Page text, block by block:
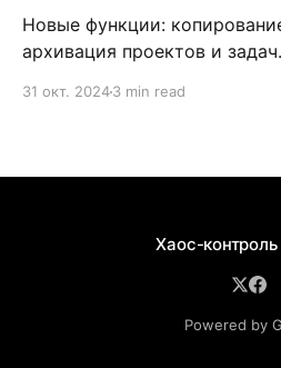
Новые функции:
архивация проектов и задач.
31 окт. 20243 min read
Хаос-контроль
Powered by